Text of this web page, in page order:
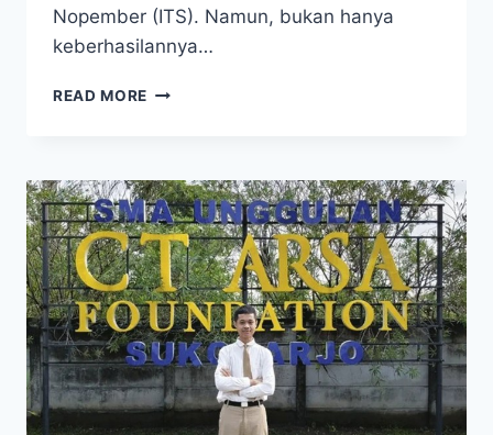
Nopember (ITS). Namun, bukan hanya
keberhasilannya…
READ MORE VIRAL!
DI
PAMEKASAN
TEMBUS
ITS,
ALASANNYA
BIKIN
SALUT